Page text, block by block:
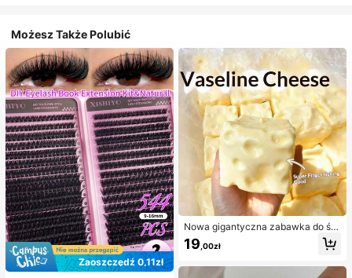
Możesz Także Polubić
Zaoszczędź 0,11zł
Nowa gigantyczna zabawka do ści
skania w kształcie sera z nadzienie
m, kwadratowa piłka serowa do ści
a, powolne odbijanie, obudowa z T
19 ,00zł